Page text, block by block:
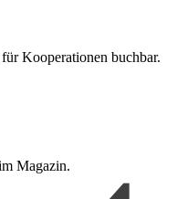
Kooperationen buchbar.
Magazin.